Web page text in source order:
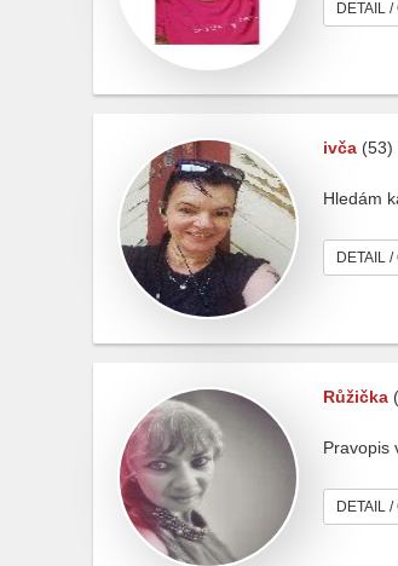
DETAIL
ivča (53)
Hledám
DETAIL
Růžička
Pravopis
DETAIL